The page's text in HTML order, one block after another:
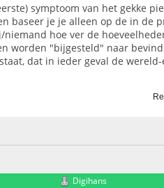
symptoom van het gekke
baseer je je alleen op de in de
hoe ver de
worden "bijgesteld" naar bevind
dat in ieder geval de
Digihans